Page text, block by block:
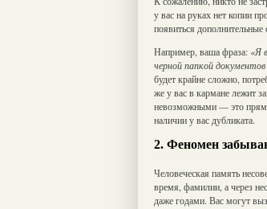
у вас на руках нет копии
появиться
Например, ваша фраза: «Я
черной папкой документов
будет крайне сложно,
же у вас в кармане лежит
невозможными — это
наличии у вас дубликата.
2. Феномен
Человеческая память
время, фамилии, а через
даже годами. Вас могут